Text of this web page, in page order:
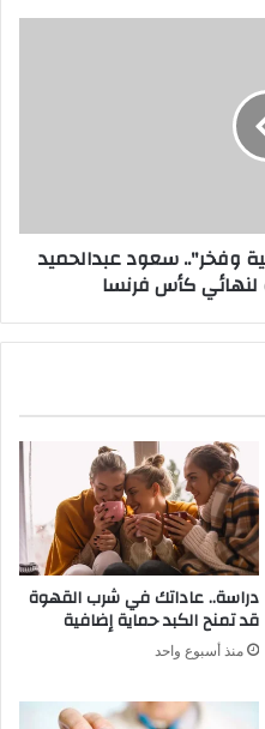
وفخر".. سعود عبدالحميد
لنهائي كأس فرنسا
دراسة.. عاداتك في شرب القهوة
قد تمنح الكبد حماية إضافية
منذ أسبوع واحد